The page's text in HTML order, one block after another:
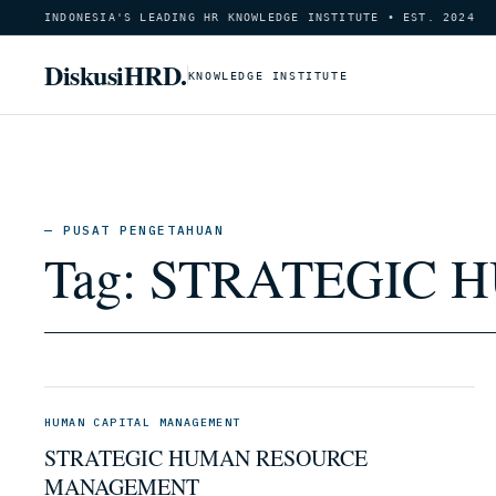
INDONESIA'S LEADING HR KNOWLEDGE INSTITUTE • EST. 2024
DiskusiHRD.KNOWLEDGE INSTITUTE
— PUSAT PENGETAHUAN
Tag: STRATEGIC
HUMAN CAPITAL MANAGEMENT
STRATEGIC HUMAN RESOURCE
MANAGEMENT